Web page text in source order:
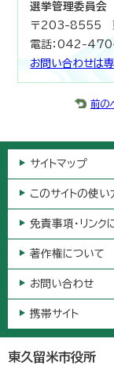
選挙管理委員会
〒203-8555
電話：042-
お問い合わせは
前の
サイトマップ
このサイトの使い
免責事項・リンク
著作権について
お問い合わせ
携帯サイト
東久留米市役所